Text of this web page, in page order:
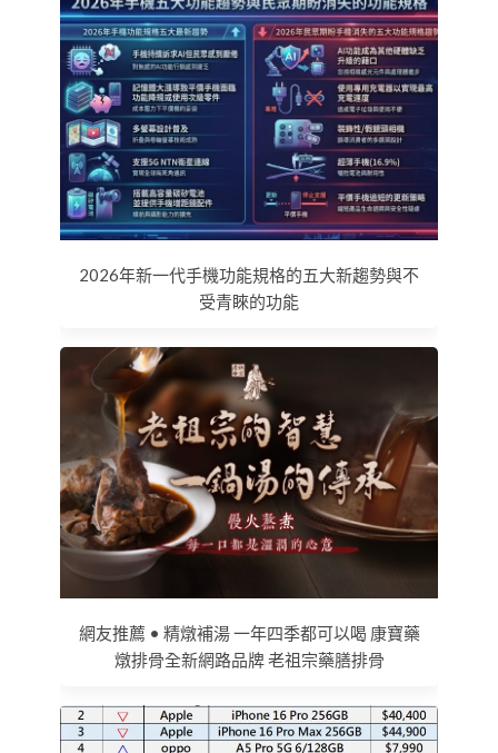
2026年新一代手機功能規格的五大新趨勢與不
受青睞的功能
網友推薦 • 精燉補湯 一年四季都可以喝 康寶藥
燉排骨全新網路品牌 老祖宗藥膳排骨